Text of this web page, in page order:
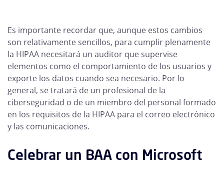
Es importante recordar que, aunque estos cambios
son relativamente sencillos, para cumplir plenamente
la HIPAA necesitará un auditor que supervise
elementos como el comportamiento de los usuarios y
exporte los datos cuando sea necesario. Por lo
general, se tratará de un profesional de la
ciberseguridad o de un miembro del personal formado
en los requisitos de la HIPAA para el correo electrónico
y las comunicaciones.
Celebrar un BAA con Microsoft